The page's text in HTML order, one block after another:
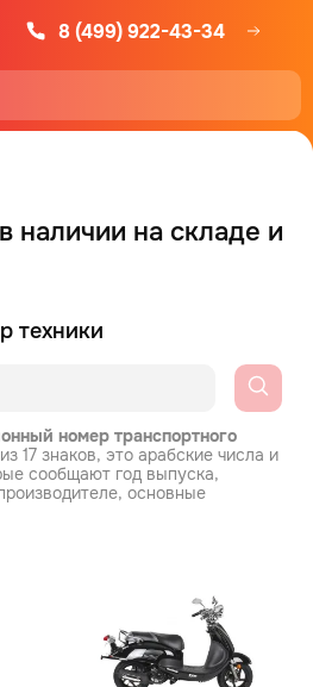
8 (499) 922-43-34
наличии на складе и
техники
номер транспортного
17 знаков, это арабские числа и
сообщают год выпуска,
основные